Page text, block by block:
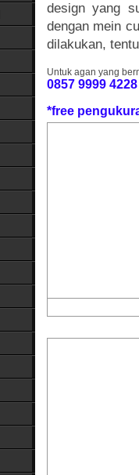
design yang
dengan mein
dilakukan,
Untuk agan yang
0857 9999 4228
*free